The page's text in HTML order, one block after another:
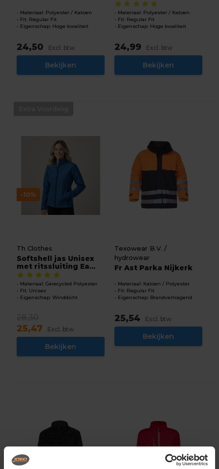
Materiaal: Polyester / Katoen
Fit: Regular Fit
Eigenschap: Hoge kwaliteit
24,50 Excl. btw
Bekijken
Materiaal: Polyester / Katoen
Fit: Regular Fit
Eigenschap: Hoge kwaliteit
24,99 Excl. btw
Bekijken
-10%
Th Clothes
Softshell jas Unisex
met ritssluiting Ea...
Materiaal: Gerecycled Polyester
Fit: Unisex
Eigenschap: Winddicht
28,30
25,47 Excl. btw
Bekijken
Texowear B.V. /
hydrowear
Fr Ast Parka Nijkerk
Materiaal: Katoen / Polyester
Fit: Regular Fit
Eigenschap: Brandvertragend
25,54 Excl. btw
Bekijken